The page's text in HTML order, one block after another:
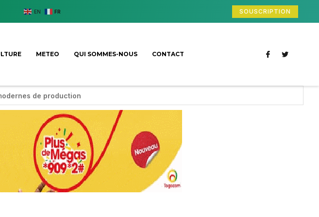
EN FR SOUSCRIPTION
METEO QUI SOMMES-NOUS CONTACT
de production